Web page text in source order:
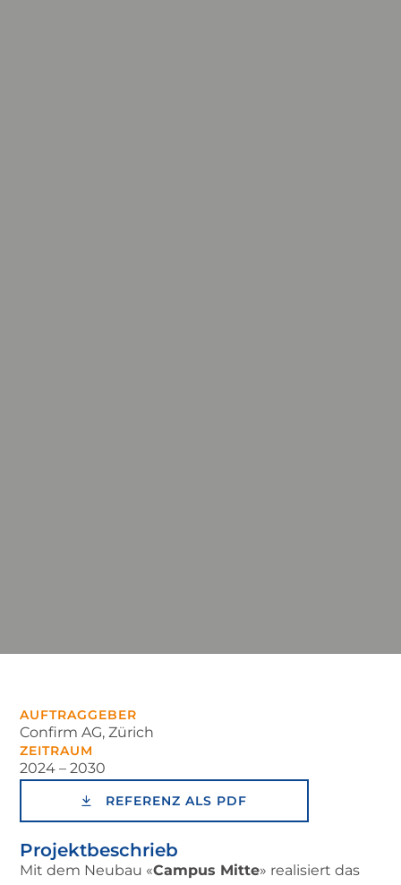
AUFTRAGGEBER
Confirm AG, Zürich
ZEITRAUM
2024 – 2030
REFERENZ ALS PDF
Projekt­beschrieb
Mit dem Neubau «Campus Mitte» realisiert das